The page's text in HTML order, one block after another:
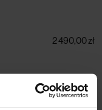
2 490,00 zł